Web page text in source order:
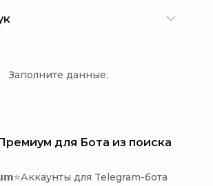
Заполните данные.
для Бота из поиска
для Telegram-бота